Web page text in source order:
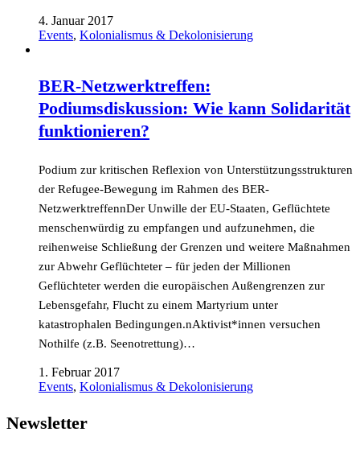
4. Januar 2017
Events, Kolonialismus & Dekolonisierung
BER-Netzwerktreffen:
Podiumsdiskussion: Wie kann Solidarität
funktionieren?
Podium zur kritischen Reflexion von Unterstützungsstrukturen
der Refugee-Bewegung im Rahmen des BER-
NetzwerktreffennDer Unwille der EU-Staaten, Geflüchtete
menschenwürdig zu empfangen und aufzunehmen, die
reihenweise Schließung der Grenzen und weitere Maßnahmen
zur Abwehr Geflüchteter – für jeden der Millionen
Geflüchteter werden die europäischen Außengrenzen zur
Lebensgefahr, Flucht zu einem Martyrium unter
katastrophalen Bedingungen.nAktivist*innen versuchen
Nothilfe (z.B. Seenotrettung)…
1. Februar 2017
Events, Kolonialismus & Dekolonisierung
Newsletter